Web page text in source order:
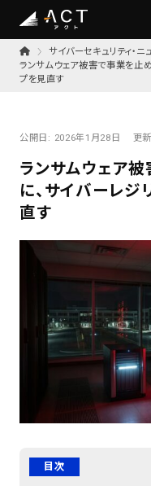
サイバーセキュリティ・ニ
ランサムウェア被害で事業を止
プを見直す
公開日: 2026年1月28日 更
ランサムウェア
に、サイバーレジ
直す
目次